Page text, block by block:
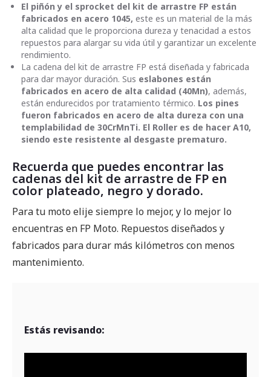
El piñón y el sprocket del kit de arrastre FP están
fabricados en acero 1045, este es un material de la más
alta calidad que le proporciona dureza y tenacidad a estos
repuestos para alargar su vida útil y garantizar un excelente
rendimiento.
La cadena del kit de arrastre FP está diseñada y fabricada
para dar mayor duración. Sus eslabones están
fabricados en acero de alta calidad (40Mn), además,
están endurecidos por tratamiento térmico. Los pines
fueron fabricados en acero de alta dureza con una
templabilidad de 30CrMnTi. El Roller es de hacer A10,
siendo este resistente al desgaste prematuro.
Recuerda que puedes encontrar las
cadenas del kit de arrastre de FP en
color plateado, negro y dorado.
Para tu moto elije siempre lo mejor, y lo mejor lo
encuentras en FP Moto. Repuestos diseñados y
fabricados para durar más kilómetros con menos
mantenimiento.
Estás revisando: